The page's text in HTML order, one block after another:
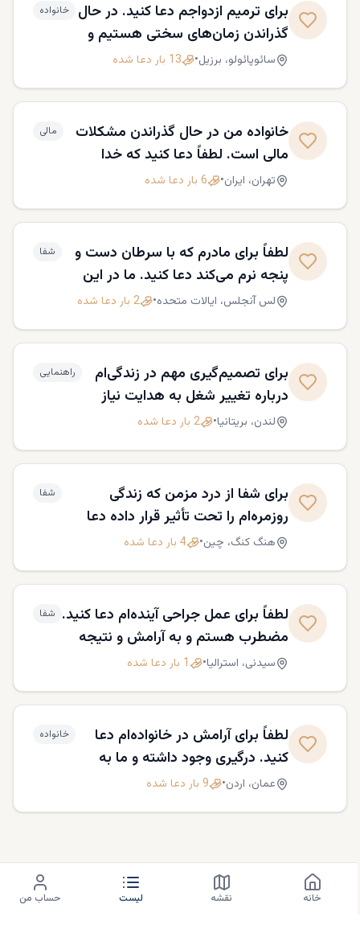
برای ترمیم ازدواجم دعا کنید. در حال
گذراندن زمان‌های سختی هستیم و
به مداخله خدا نیاز داریم.
خانواده
سائوپائولو، برزیل•
13بار دعا شده
خانواده من در حال گذراندن مشکلات
مالی است. لطفاً دعا کنید که خدا
نیازهای ما را برآورده کند و فرصت‌های
مالی
تهران، ایران•
6بار دعا شده
لطفاً برای مادرم که با سرطان دست و
پنجه نرم می‌کند دعا کنید. ما در این
زمان سخت به قدرت و شفا نیاز داریم.
شفا
لس آنجلس، ایالات متحده•
2بار دعا شده
برای تصمیم‌گیری مهم در زندگی‌ام
درباره تغییر شغل به هدایت نیاز
دارم. لطفاً برای روشنی و حکمت دعا
راهنمایی
لندن، بریتانیا•
2بار دعا شده
برای شفا از درد مزمن که زندگی
روزمره‌ام را تحت تأثیر قرار داده دعا
کنید. به قدرت شفابخش خدا ایمان
شفا
هنگ کنگ، چین•
4بار دعا شده
لطفاً برای عمل جراحی آینده‌ام دعا کنید.
مضطرب هستم و به آرامش و نتیجه
موفق نیاز دارم.
شفا
سیدنی، استرالیا•
1بار دعا شده
لطفاً برای آرامش در خانواده‌ام دعا
کنید. درگیری وجود داشته و ما به
آشتی و محبت نیاز داریم.
خانواده
عمان، اردن•
9بار دعا شده
خانه نقشه لیست حساب من